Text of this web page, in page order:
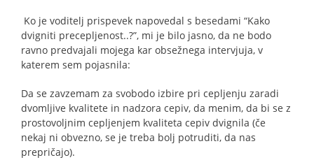
Ko je voditelj prispevek napovedal s besedami “Kako
dvigniti precepljenost..?”, mi je bilo jasno, da ne bodo
ravno predvajali mojega kar obsežnega intervjuja, v
katerem sem pojasnila:
Da se zavzemam za svobodo izbire pri cepljenju zaradi
dvomljive kvalitete in nadzora cepiv, da menim, da bi se z
prostovoljnim cepljenjem kvaliteta cepiv dvignila (če
nekaj ni obvezno, se je treba bolj potruditi, da nas
prepričajo).